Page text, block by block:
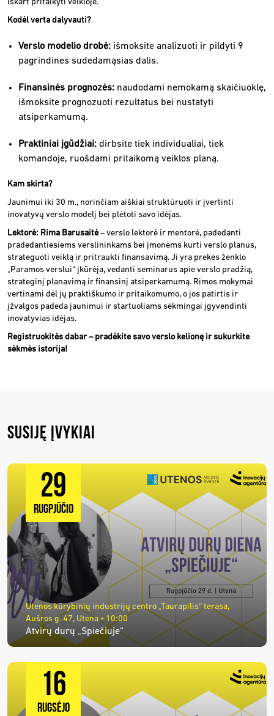
iškart pritaikyti veikloje.
Kodėl verta dalyvauti?
Verslo modelio drobė: išmoksite analizuoti ir pildyti 9
pagrindines sudedamąsias dalis.
Finansinės prognozės: naudodami nemokamą skaičiuoklę,
išmoksite prognozuoti rezultatus bei nustatyti
atsiperkamumą.
Praktiniai įgūdžiai: dirbsite tiek individualiai, tiek
komandoje, ruošdami pritaikomą veiklos planą.
Kam skirta?
Jaunimui iki 30 m., norinčiam aiškiai struktūruoti ir įvertinti
inovatyvų verslo modelį bei plėtoti savo idėjas.
Lektorė: Rima Barusaitė– verslo lektorė ir mentorė, padedanti
pradedantiesiems verslininkams bei įmonėms kurti verslo planus,
strateguoti veiklą ir pritraukti finansavimą. Ji yra prekės ženklo
„Paramos verslui“ įkūrėja, vedanti seminarus apie verslo pradžią,
strateginį planavimą ir finansinį atsiperkamumą. Rimos mokymai
vertinami dėl jų praktiškumo ir pritaikomumo, o jos patirtis ir
įžvalgos padeda jaunimui ir startuoliams sėkmingai įgyvendinti
inovatyvias idėjas.
Registruokitės dabar – pradėkite savo verslo kelionę ir sukurkite
sėkmės istorija!
SUSIJĘ ĮVYKIAI
29
RUGPJŪČIO
Utenos kūrybinių industrijų centro „Taurapilis“ terasa,
Aušros g. 47, Utena • 10:00
Atvirų durų „Spiečiuje“
16
RUGSĖJO